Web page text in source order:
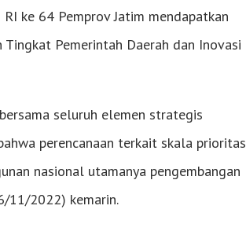
ke 64 Pemprov Jatim mendapatkan
Pemerintah Daerah dan Inovasi
seluruh elemen strategis
perencanaan terkait skala prioritas
nasional utamanya pengembangan
11/2022) kemarin.